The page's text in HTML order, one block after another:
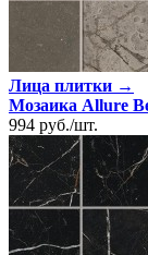
Лица плитки →
Мозаика Allure
994 руб./шт.